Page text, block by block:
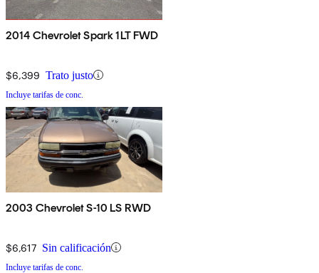
2014 Chevrolet Spark 1LT FWD
$6,399 Trato justo
Incluye tarifas de conc.
2003 Chevrolet S-10 LS RWD
$6,617 Sin calificación
Incluye tarifas de conc.